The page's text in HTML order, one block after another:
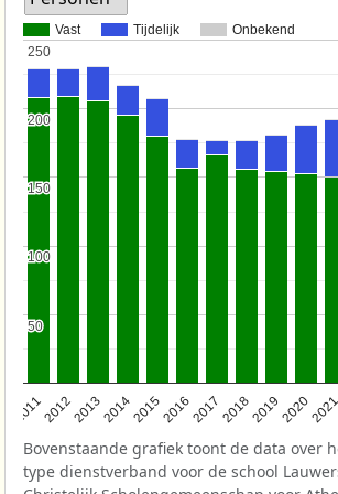
Vast Tijdelijk Onbekend
2011201220132014201520162017201820192020
50
50
100
100
150
150
200
200
250
250
Bovenstaande grafiek toont de data over
type dienstverband voor de school